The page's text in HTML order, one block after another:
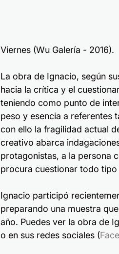
Viernes (Wu Galería - 2016).
La obra de Ignacio, según
hacia la crítica y el
teniendo como punto de
peso y esencia a referentes
con ello la fragilidad actual
creativo abarca
protagonistas, a la persona
procura cuestionar todo
Ignacio participó
preparando una muestra
año. Puedes ver la obra de
o en sus redes sociales (